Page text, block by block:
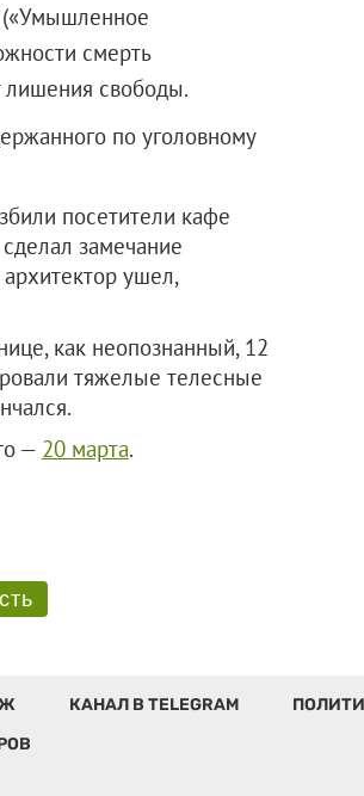
(«Умышленное
смерть
лишения свободы.
по уголовному
посетители кафе
замечание
ушел,
как неопознанный, 12
тяжелые телесные
— 20 марта.
КАНАЛ В TELEGRAM